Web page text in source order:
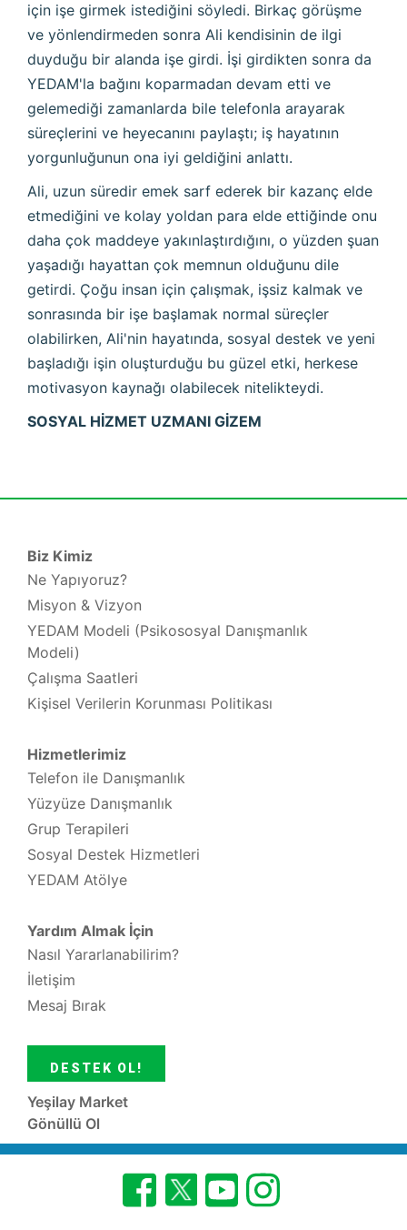
için işe girmek istediğini söyledi. Birkaç görüşme
ve yönlendirmeden sonra Ali kendisinin de ilgi
duyduğu bir alanda işe girdi. İşi girdikten sonra da
YEDAM'la bağını koparmadan devam etti ve
gelemediği zamanlarda bile telefonla arayarak
süreçlerini ve heyecanını paylaştı; iş hayatının
yorgunluğunun ona iyi geldiğini anlattı.
Ali, uzun süredir emek sarf ederek bir kazanç elde
etmediğini ve kolay yoldan para elde ettiğinde onu
daha çok maddeye yakınlaştırdığını, o yüzden şuan
yaşadığı hayattan çok memnun olduğunu dile
getirdi. Çoğu insan için çalışmak, işsiz kalmak ve
sonrasında bir işe başlamak normal süreçler
olabilirken, Ali'nin hayatında, sosyal destek ve yeni
başladığı işin oluşturduğu bu güzel etki, herkese
motivasyon kaynağı olabilecek nitelikteydi.
SOSYAL HİZMET UZMANI GİZEM
Biz Kimiz
Ne Yapıyoruz?
Misyon & Vizyon
YEDAM Modeli (Psikososyal Danışmanlık
Modeli)
Çalışma Saatleri
Kişisel Verilerin Korunması Politikası
Hizmetlerimiz
Telefon ile Danışmanlık
Yüzyüze Danışmanlık
Grup Terapileri
Sosyal Destek Hizmetleri
YEDAM Atölye
Yardım Almak İçin
Nasıl Yararlanabilirim?
İletişim
Mesaj Bırak
DESTEK OL!
Yeşilay Market
Gönüllü Ol